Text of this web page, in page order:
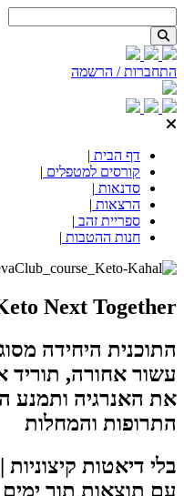
לתוכן
התחברות / הרשמה
דף הבית |
קורסים למטפלים |
סדנאות |
הרצאות |
ספריית זהב |
חנות ההטבות |
Next Together
התוכנית היחידה
עשור אחורה, תוריד
את האנרגיה ותמנע
התרופות והמחלות
בלי דיאטות
עם תוצאות תוך ימים